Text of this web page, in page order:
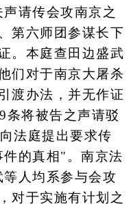
请传会攻南京之
第六师团参谋长下
。本庭查田边盛武
们对于南京大屠杀
渡办法，并无作证
条将被告之声请驳
法庭提出要求传
的真相"。南京法
人均系参与会攻
对于实施有计划之